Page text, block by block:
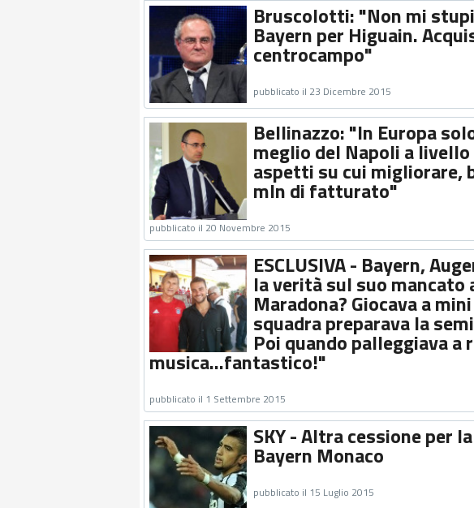
Bruscolotti: "Non mi
Bayern per Higuain.
centrocampo"
pubblicato il 23 Dicembre 2015
Bellinazzo: "In Europa
meglio del Napoli a
aspetti su cui migliorare,
mln di fatturato"
pubblicato il 20 Novembre 2015
ESCLUSIVA - Bayern,
la verità sul suo mancato
Maradona? Giocava a
squadra preparava la
Poi quando palleggiava a
musica...fantastico!"
pubblicato il 1 Settembre 2015
SKY - Altra cessione per
Bayern Monaco
pubblicato il 15 Luglio 2015